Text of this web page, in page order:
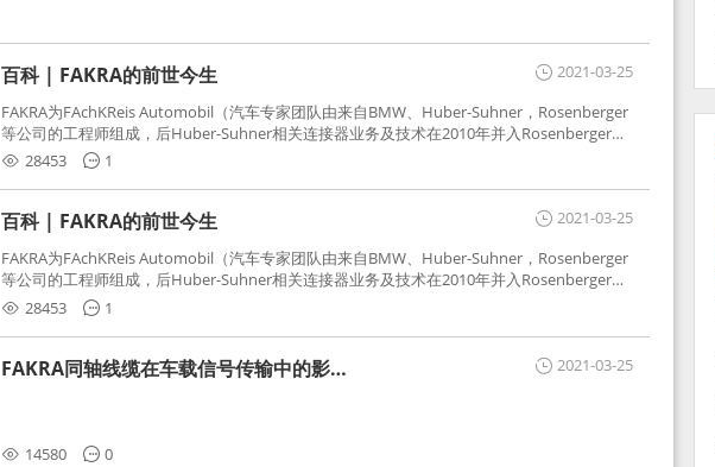
2021-03-25
百科 | FAKRA的前世今生
FAKRA为FAchKReis Automobil（汽车专家团队由来自BMW、Huber-Suhner，Rosenberger
等公司的工程师组成，后Huber-Suhner相关连接器业务及技术在2010年并入Rosenberger）
缩写。起初为BMW需求用于车载收音机天线连接，如今FAKRA已成为汽车行业通用标准的射
频连接器，被业内广泛应用。
28453 1
2021-03-25
百科 | FAKRA的前世今生
FAKRA为FAchKReis Automobil（汽车专家团队由来自BMW、Huber-Suhner，Rosenberger
等公司的工程师组成，后Huber-Suhner相关连接器业务及技术在2010年并入Rosenberger）
缩写。起初为BMW需求用于车载收音机天线连接，如今FAKRA已成为汽车行业通用标准的射
频连接器，被业内广泛应用。
28453 1
2021-03-25
FAKRA同轴线缆在车载信号传输中的影响
14580 0